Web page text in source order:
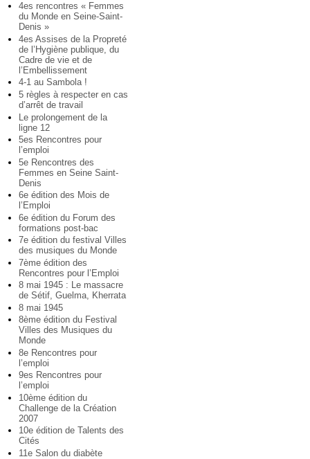
4es rencontres « Femmes
du Monde en Seine-Saint-
Denis »
4es Assises de la Propreté
de l’Hygiène publique, du
Cadre de vie et de
l’Embellissement
4-1 au Sambola !
5 règles à respecter en cas
d’arrêt de travail
Le prolongement de la
ligne 12
5es Rencontres pour
l’emploi
5e Rencontres des
Femmes en Seine Saint-
Denis
6e édition des Mois de
l’Emploi
6e édition du Forum des
formations post-bac
7e édition du festival Villes
des musiques du Monde
7ème édition des
Rencontres pour l’Emploi
8 mai 1945 : Le massacre
de Sétif, Guelma, Kherrata
8 mai 1945
8ème édition du Festival
Villes des Musiques du
Monde
8e Rencontres pour
l’emploi
9es Rencontres pour
l’emploi
10ème édition du
Challenge de la Création
2007
10e édition de Talents des
Cités
11e Salon du diabète